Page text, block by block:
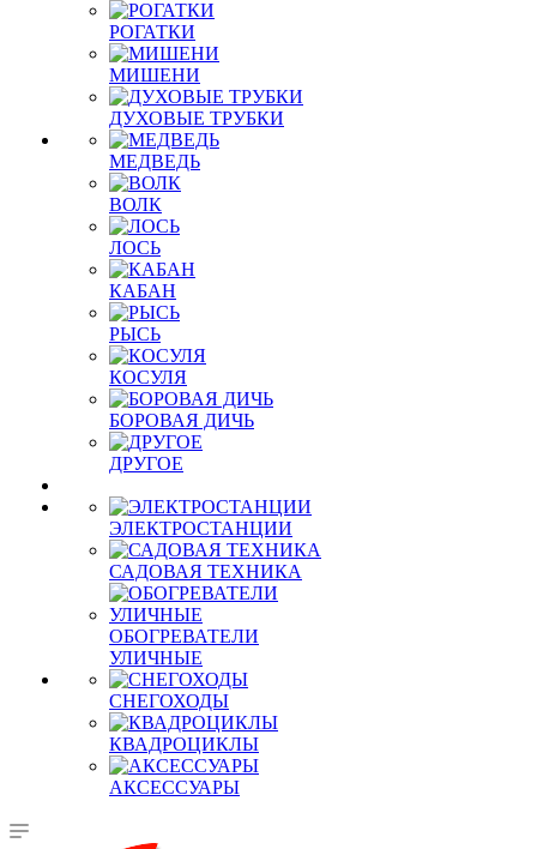
РОГАТКИ
МИШЕНИ
ДУХОВЫЕ ТРУБКИ
МЕДВЕДЬ
ВОЛК
ЛОСЬ
КАБАН
РЫСЬ
КОСУЛЯ
БОРОВАЯ ДИЧЬ
ДРУГОЕ
ЭЛЕКТРОСТАНЦИИ
САДОВАЯ ТЕХНИКА
ОБОГРЕВАТЕЛИ
УЛИЧНЫЕ
СНЕГОХОДЫ
КВАДРОЦИКЛЫ
АКСЕССУАРЫ